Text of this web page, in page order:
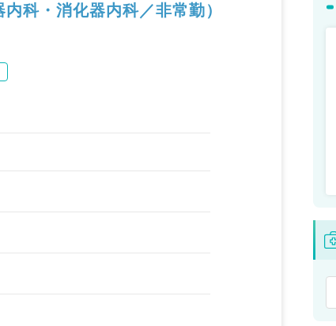
科・消化器内科／非常勤）